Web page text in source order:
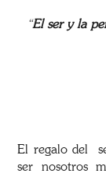
“El ser y la
El regalo del
ser nosotros